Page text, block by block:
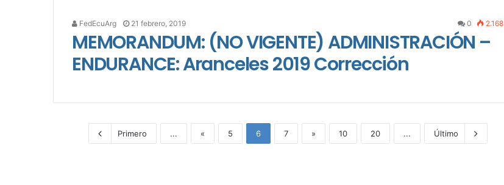
FedEcuArg 21 febrero, 2019 0 2.168
MEMORANDUM: (NO VIGENTE) ADMINISTRACIÓN –
ENDURANCE: Aranceles 2019 Corrección
Primero ... « 5 6 7 » 10 20 ... Último